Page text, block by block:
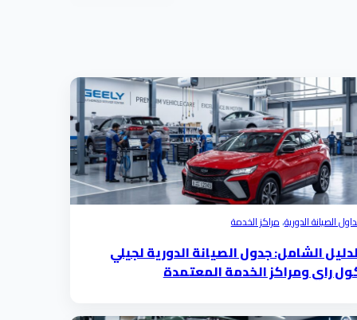
الصيانة الدورية،مراكز الخدمة
الشامل: جدول الصيانة الدورية لجيلي
راي ومراكز الخدمة المعتمدة